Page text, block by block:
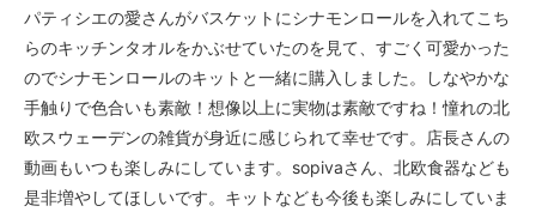
パティシエの愛さんがバスケットにシナモンロールを入れてこち
らのキッチンタオルをかぶせていたのを見て、すごく可愛かった
のでシナモンロールのキットと一緒に購入しました。しなやかな
手触りで色合いも素敵！想像以上に実物は素敵ですね！憧れの北
欧スウェーデンの雑貨が身近に感じられて幸せです。店長さんの
動画もいつも楽しみにしています。sopivaさん、北欧食器なども
是非増やしてほしいです。キットなども今後も楽しみにしていま